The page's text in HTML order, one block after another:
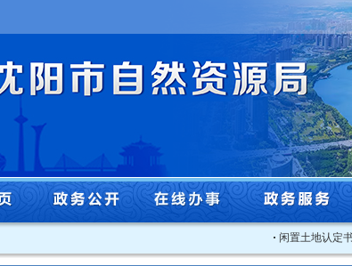
闲置土地认定书